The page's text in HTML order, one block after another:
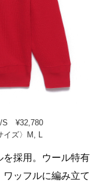
S ¥32,780
イズ〉M, L
を採用。ウール特有
ッフルに編み立て